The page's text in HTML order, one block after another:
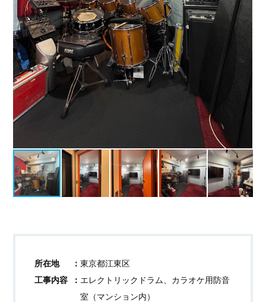
所在地
東京都江東区
工事内容
エレクトリックドラム、カラオケ用防音
室（マンション内）